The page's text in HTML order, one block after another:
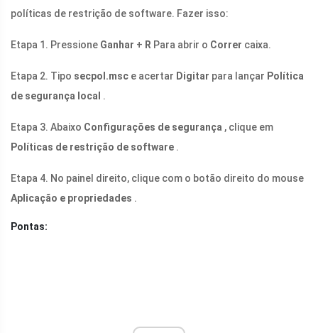
políticas de restrição de software. Fazer isso:
Etapa 1. Pressione Ganhar + R Para abrir o Correr caixa.
Etapa 2. Tipo secpol.msc e acertar Digitar para lançar Política
de segurança local .
Etapa 3. Abaixo Configurações de segurança , clique em
Políticas de restrição de software .
Etapa 4. No painel direito, clique com o botão direito do mouse
Aplicação e propriedades .
Pontas: